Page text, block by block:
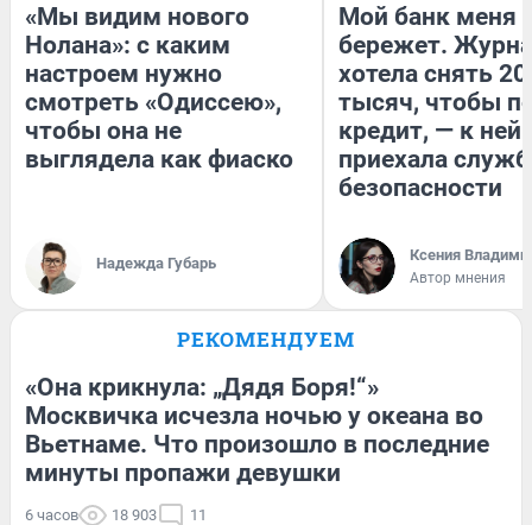
«Мы видим нового
Нолана»: с каким
настроем нужно
смотреть «Одиссею»,
чтобы она не
выглядела как фиаско
Надежда Губарь
Мой банк меня
бережет.
хотела снять
тысяч, чтобы
кредит, — к
приехала
безопасности
Ксения
Автор мнения
РЕКОМЕНДУЕМ
«Она крикнула: „Дядя Боря!“»
Москвичка исчезла ночью у океана во
Вьетнаме. Что произошло в последние
минуты пропажи девушки
6 часов 18 903 11